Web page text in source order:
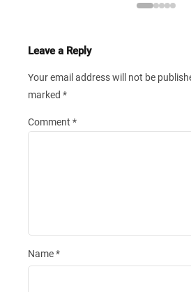
Leave a Reply
Your email address will not be
marked *
Comment *
Name*